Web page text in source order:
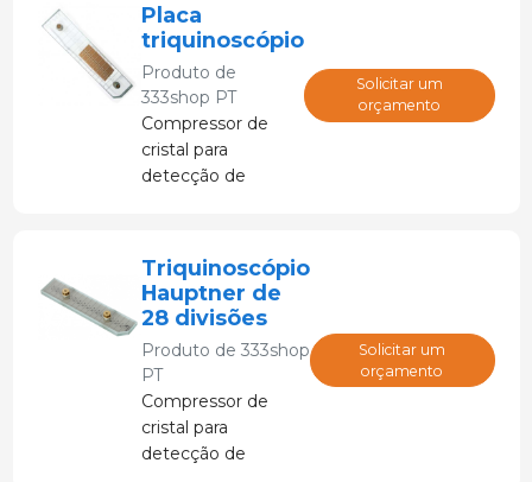
kg.
Placa
triquinoscópio
Produto de
333shop PT
Compressor de
cristal para
detecção de
Solicitar um
orçamento
Triquinoscópio
Hauptner de
28 divisões
Produto de 333shop
PT
Compressor de
cristal para
detecção de
Solicitar um
orçamento